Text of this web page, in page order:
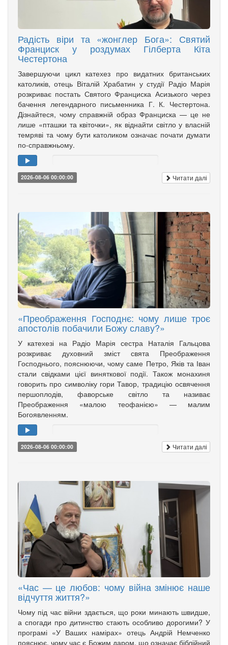
Радість віри та «жонглер Бога»: Святий
Франциск у роздумах Гілберта Кіта
Честертона
Завершуючи цикл катехез про видатних британських
католиків, отець Віталій Храбатин у студії Радіо Марія
розкриває постать Святого Франциска Асизького через
бачення легендарного письменника Г. К. Честертона.
Дізнайтеся, чому справжній образ Франциска — це не
лише «пташки та квіточки», як віднайти світло у власній
темряві та чому бути католиком означає почати думати
по-справжньому.
2026-08-06 00:00:00 Читати далі
«Преображення Господнє: чому лише троє
апостолів побачили Божу славу?»
У катехезі на Радіо Марія сестра Наталія Гальцова
розкриває духовний зміст свята Преображення
Господнього, пояснюючи, чому саме Петро, Яків та Іван
стали свідками цієї виняткової події. Також монахиня
говорить про символіку гори Тавор, традицію освячення
першоплодів, фаворське світло та називає
Преображення «малою теофанією» — малим
Богоявленням.
2026-08-06 00:00:00 Читати далі
«Час — це любов: чому війна змінює наше
відчуття життя?»
Чому під час війни здається, що роки минають швидше,
а спогади про дитинство стають особливо дорогими? У
програмі «У Ваших намірах» отець Андрій Немченко
пояснює, чому час є Божим даром, що означає біблійний